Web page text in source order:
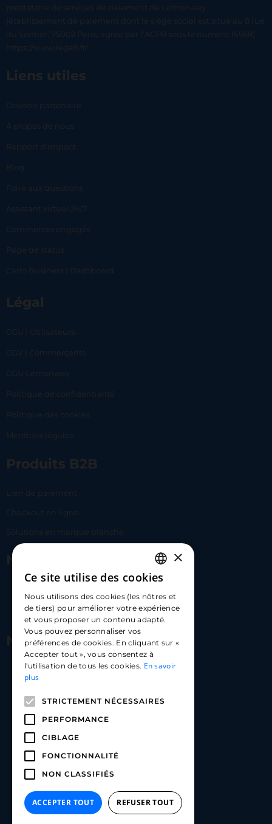
prestataire de services de paiement de Lemonway
(établissement de paiement dont le siège social est situé au 8 rue
du Sentier, 75002 Paris, agréé par l’ACPR sous le numéro 16568) -
https://www.regafi.fr/
Liens utiles
Devenir partenaire
À propos de nous
Rapport d’impact
Blog
Foire aux questions
Assistant virtuel 24/7
Commerces engagés
Page de status
Carlo Business | Dashboard
Légal
CGU | Utilisateurs
CGV | Commerçants
CGU Lemonway
Politique de confidentialité
Politique des cookies
Mentions légales
Produits B2B
Lien de paiement
Checkout en ligne
Solutions en marque blanche
Nous contacter
hello@carloapp.com
Nous suivre
Carlo App | Instagram
Carlo App | Linkedin
FRENCH
ENGLISH
SPANISH
×
Ce site utilise des cookies
Nous utilisons des cookies (les nôtres et
de tiers) pour améliorer votre expérience
et vous proposer un contenu adapté.
Vous pouvez personnaliser vos
préférences de cookies. En cliquant sur «
Accepter tout », vous consentez à
l'utilisation de tous les cookies. En savoir
plus
STRICTEMENT NÉCESSAIRES
PERFORMANCE
CIBLAGE
FONCTIONNALITÉ
NON CLASSIFIÉS
ACCEPTER TOUT REFUSER TOUT